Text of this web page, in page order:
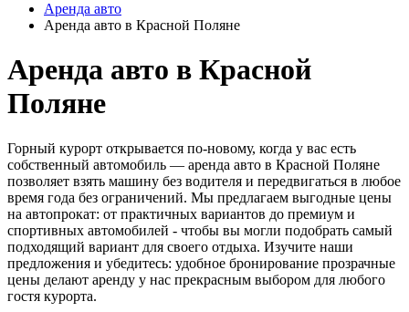
Аренда авто
Аренда авто в Красной Поляне
Аренда авто в Красной
Поляне
Горный курорт открывается по-новому, когда у вас есть
собственный автомобиль — аренда авто в Красной Поляне
позволяет взять машину без водителя и передвигаться в любое
время года без ограничений. Мы предлагаем выгодные цены
на автопрокат: от практичных вариантов до премиум и
спортивных автомобилей - чтобы вы могли подобрать самый
подходящий вариант для своего отдыха. Изучите наши
предложения и убедитесь: удобное бронирование прозрачные
цены делают аренду у нас прекрасным выбором для любого
гостя курорта.